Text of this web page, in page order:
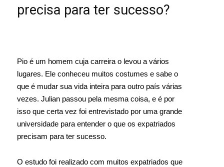
precisa para ter sucesso?
Pio é um homem cuja carreira o levou a vários
lugares. Ele conheceu muitos costumes e sabe o
que é mudar sua vida inteira para outro país várias
vezes. Julian passou pela mesma coisa, e é por
isso que certa vez foi entrevistado por uma grande
universidade para entender o que os expatriados
precisam para ter sucesso.
O estudo foi realizado com muitos expatriados que